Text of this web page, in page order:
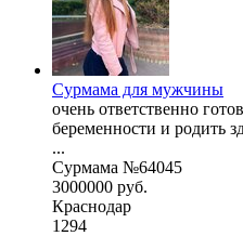
Сурмама для мужчины
очень ответственно
беременности и родить
...
Сурмама №64045
3000000 руб.
Краснодар
1294